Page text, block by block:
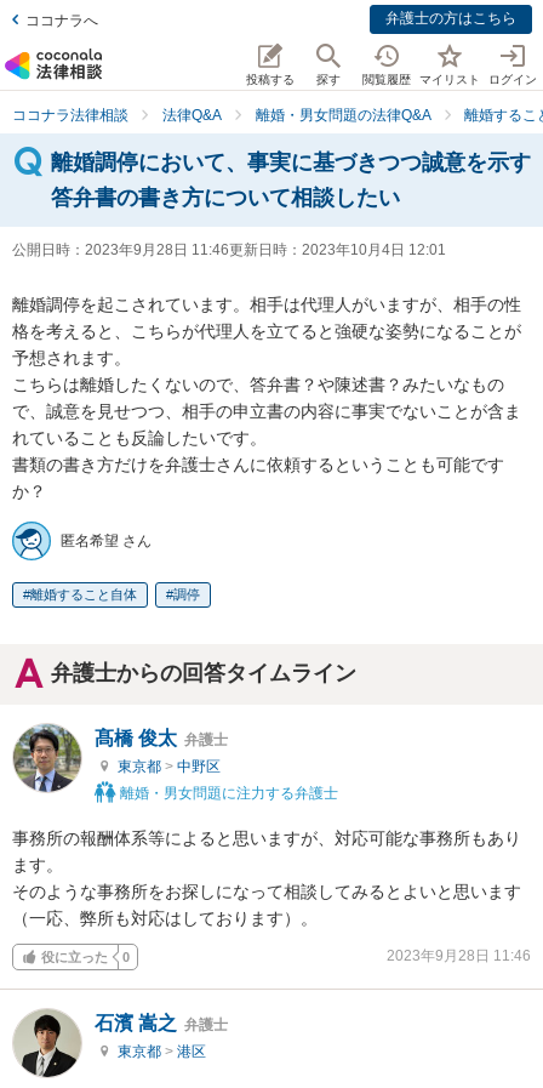
ココナラへ 弁護士の方はこちら
投稿する 探す 閲覧履歴 マイリスト ログイン
ココナラ法律相談 法律Q&A 離婚・男女問題の法律Q&A 離婚するこ
離婚調停において、事実に基づきつつ誠意を示す
答弁書の書き方について相談したい
公開日時： 2023年9月28日 11:46更新日時： 2023年10月4日 12:01
離婚調停を起こされています。相手は代理人がいますが、相手の性
格を考えると、こちらが代理人を立てると強硬な姿勢になることが
予想されます。
こちらは離婚したくないので、答弁書？や陳述書？みたいなもの
で、誠意を見せつつ、相手の申立書の内容に事実でないことが含ま
れていることも反論したいです。
書類の書き方だけを弁護士さんに依頼するということも可能です
か？
匿名希望 さん
離婚すること自体 調停
弁護士からの回答タイムライン
髙橋 俊太 弁護士
東京都 > 中野区
離婚・男女問題に注力する弁護士
事務所の報酬体系等によると思いますが、対応可能な事務所もあり
ます。
そのような事務所をお探しになって相談してみるとよいと思います
（一応、弊所も対応はしております）。
役に立った 0 2023年9月28日 11:46
石濱 嵩之 弁護士
東京都 > 港区